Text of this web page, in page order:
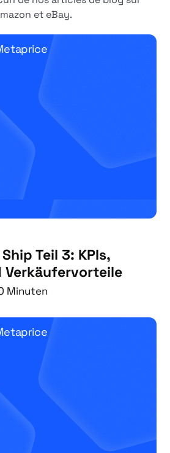
et eBay.
Teil 3: KPIs,
Verkäufervorteile
Minuten